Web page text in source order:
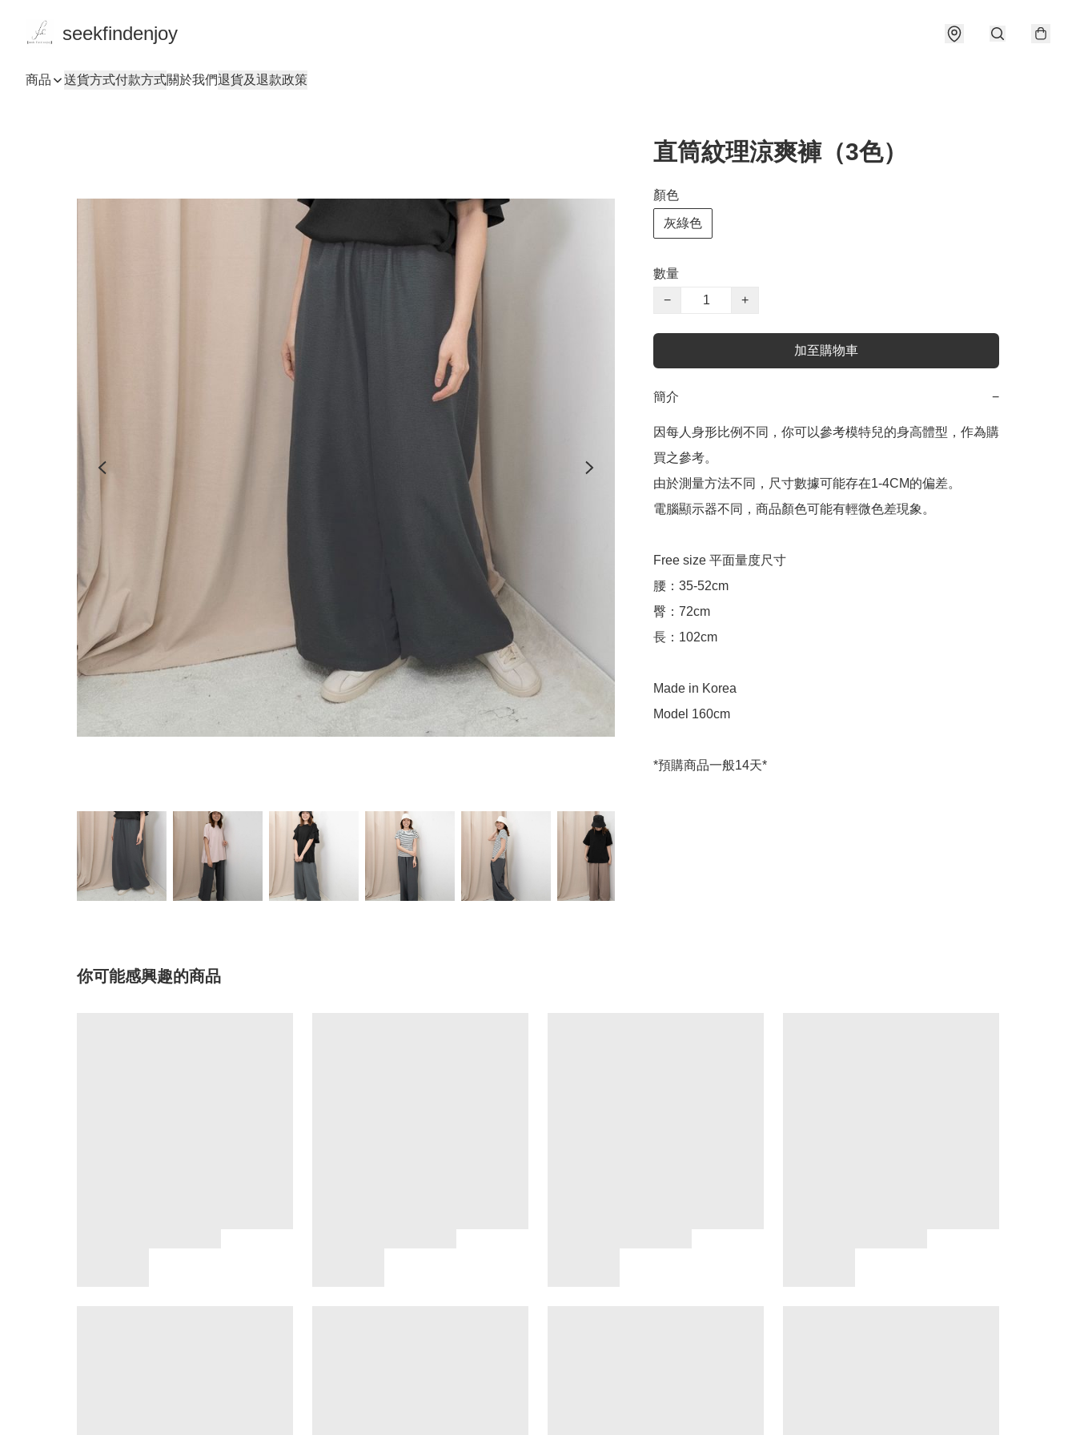
seekfindenjoy
商品 送貨方式付款方式關於我們退貨及退款政策
直筒紋理涼爽褲（3色）
顏色
灰綠色
數量
−
+
加至購物車
簡介 −
因每人身形比例不同，你可以參考模特兒的身高體型，作為購
買之參考。
由於測量方法不同，尺寸數據可能存在1-4CM的偏差。
電腦顯示器不同，商品顏色可能有輕微色差現象。
Free size 平面量度尺寸
腰：35-52cm
臀：72cm
長：102cm
Made in Korea
Model 160cm
*預購商品一般14天*
你可能感興趣的商品